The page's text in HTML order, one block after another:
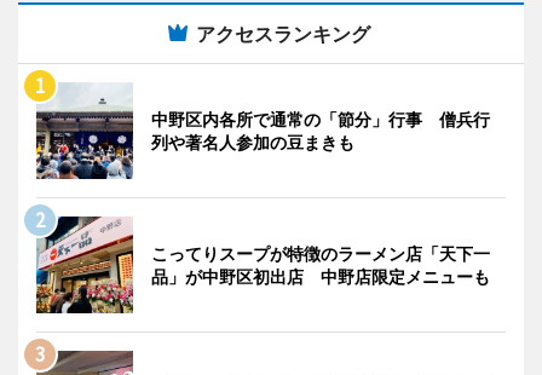
アクセスランキング
中野区内各所で通常の「節分」行事 僧兵行
列や著名人参加の豆まきも
こってりスープが特徴のラーメン店「天下一
品」が中野区初出店 中野店限定メニューも